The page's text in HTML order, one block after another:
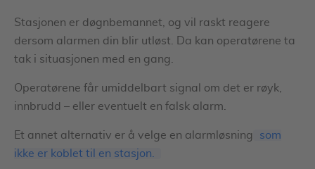
Stasjonen er døgnbemannet, og vil raskt reagere
dersom alarmen din blir utløst. Da kan operatørene ta
tak i situasjonen med en gang.
Operatørene får umiddelbart signal om det er røyk,
innbrudd – eller eventuelt en falsk alarm.
Et annet alternativ er å velge en alarmløsning
som
ikke er koblet til en stasjon.